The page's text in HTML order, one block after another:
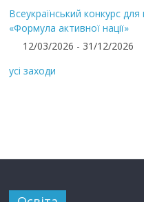
Всеукраїнський конкурс для
«Формула активної нації»
12/03/2026 - 31/12/2026
усі заходи